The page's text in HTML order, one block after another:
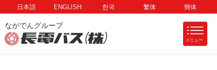
メニュー
日本語 ENGLISH 한국 繁体 簡体